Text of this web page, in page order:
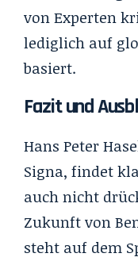
von Experten
lediglich auf
basiert.
Fazit und
Hans Peter
Signa, findet
auch nicht
Zukunft von
steht auf dem